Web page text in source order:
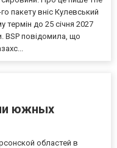
пакету вніс Кулевський
термін до 25 січня 2027
BSP повідомила, що
южных
областей в